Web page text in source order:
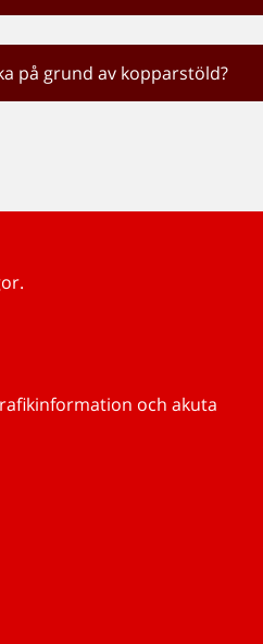
på grund av kopparstöld?
och akuta